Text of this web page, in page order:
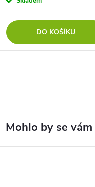
DO KOŠÍKU